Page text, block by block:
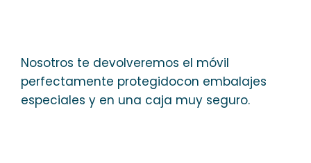
Nosotros te devolveremos el móvil
perfectamente protegidocon embalajes
especiales y en una caja muy seguro.